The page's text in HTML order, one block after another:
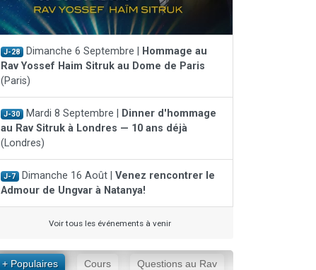
J-28 Dimanche 6 Septembre |
Hommage au
Rav Yossef Haim Sitruk au Dome de Paris
(Paris)
J-30 Mardi 8 Septembre |
Dinner d'hommage
au Rav Sitruk à Londres — 10 ans déjà
(Londres)
J-7 Dimanche 16 Août | Venez rencontrer le
Admour de Ungvar à Natanya!
Voir tous les événements à venir
+ Populaires Cours Questions au Rav